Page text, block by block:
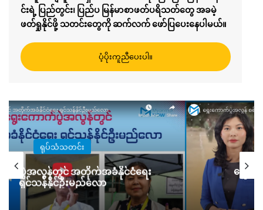
င်းရဲ့ ပြည်တွင်း၊ ပြည်ပ မြန်မာစာဖတ်ပရိသတ်တွေ အခမဲ့
ဖတ်ရှုနိုင်ဖို့ သတင်းတွေကို ဆက်လက် ဖော်ပြပေးနေပါမယ်။
ပံ့ပိုးကူညီပေးပါ။
ရုပ်သံသတင်း
ကောက်ပွဲအလွန် စစ်ရေးပဋိပက္ခ ပို
ပြင်းထန်လာမလား
နိုင်ငံရေး
အောင်